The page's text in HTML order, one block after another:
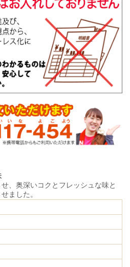
、奥深いコクとフレッシュな味と
ました。